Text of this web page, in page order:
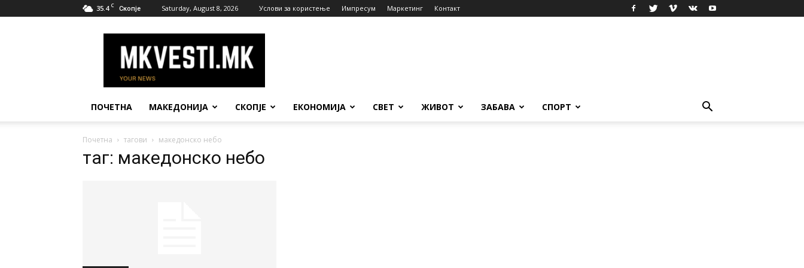
35.4 C Скопје Saturday, August 8, 2026 Услови за користење Импресум Маркетинг Контакт
Вести
ПОЧЕТНА МАКЕДОНИЈА СКОПЈЕ ЕКОНОМИЈА СВЕТ ЖИВОТ ЗАБАВА СПОРТ
Почетна тагови македонско небо
таг: македонско небо